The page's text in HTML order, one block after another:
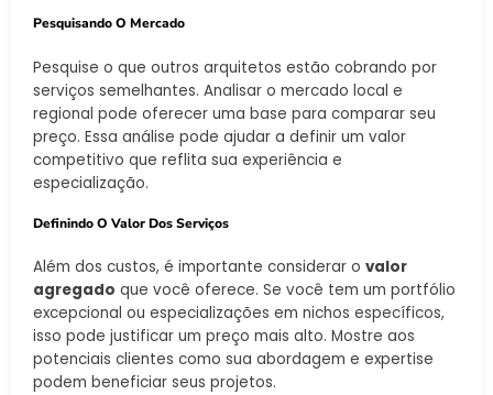
Pesquisando O Mercado
Pesquise o que outros arquitetos estão cobrando por
serviços semelhantes. Analisar o mercado local e
regional pode oferecer uma base para comparar seu
preço. Essa análise pode ajudar a definir um valor
competitivo que reflita sua experiência e
especialização.
Definindo O Valor Dos Serviços
Além dos custos, é importante considerar o valor
agregado que você oferece. Se você tem um portfólio
excepcional ou especializações em nichos específicos,
isso pode justificar um preço mais alto. Mostre aos
potenciais clientes como sua abordagem e expertise
podem beneficiar seus projetos.